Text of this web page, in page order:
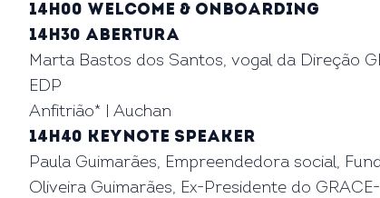
14h00 Welcome & Onboarding
14h30 Abertura
Marta Bastos dos Santos, vogal da Direção
EDP
Anfitrião* | Auchan
14h40 keynote speaker
Paula Guimarães, Empreendedora social,
Oliveira Guimarães, Ex-Presidente do